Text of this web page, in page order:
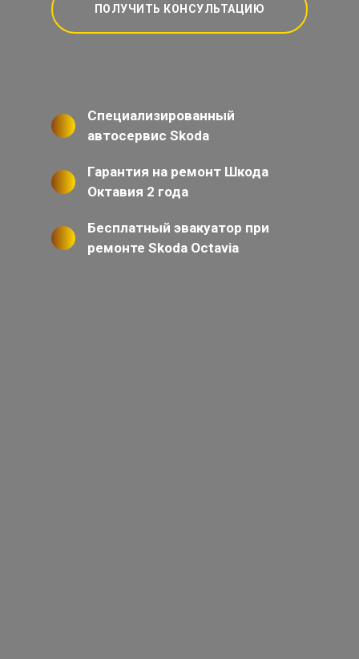
ПОЛУЧИТЬ КОНСУЛЬТАЦИЮ
Специализированный
автосервис Skoda
Гарантия на ремонт Шкода
Октавия 2 года
Бесплатный эвакуатор при
ремонте Skoda Octavia